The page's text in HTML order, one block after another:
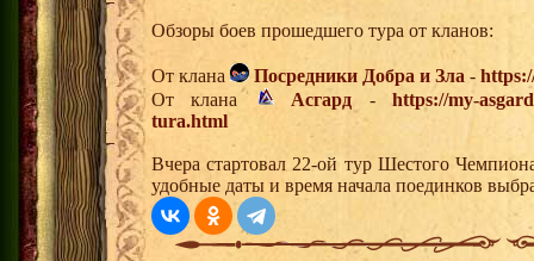
Обзоры боев прошедшего тура от кланов:
От клана Посредники Добра и Зла -
От клана
Асгард -https://my-
tura.html
Вчера стартовал 22-ой тур Шестого
удобные даты и время начала поединков